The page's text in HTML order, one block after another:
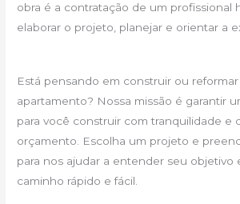
obra é a contratação de um profissional
elaborar o projeto, planejar e orientar a
Está pensando em construir ou reformar
apartamento? Nossa missão é garantir
para você construir com tranquilidade e
orçamento. Escolha um projeto e
para nos ajudar a entender seu objetivo
caminho rápido e fácil.